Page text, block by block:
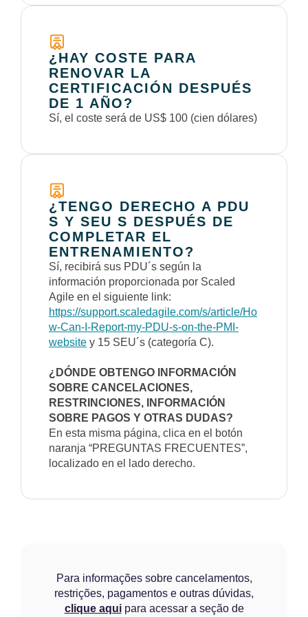
¿HAY COSTE PARA
RENOVAR LA
CERTIFICACIÓN DESPUÉS
DE 1 AÑO?
Sí, el coste será de US$ 100 (cien dólares)
¿TENGO DERECHO A PDU
S Y SEU S DESPUÉS DE
COMPLETAR EL
ENTRENAMIENTO?
Sí, recibirá sus PDU´s según la
información proporcionada por Scaled
Agile en el siguiente link:
https://support.scaledagile.com/s/article/Ho
w-Can-I-Report-my-PDU-s-on-the-PMI-
website y 15 SEU´s (categoría C).
¿DÓNDE OBTENGO INFORMACIÓN
SOBRE CANCELACIONES,
RESTRINCIONES, INFORMACIÓN
SOBRE PAGOS Y OTRAS DUDAS?
En esta misma página, clica en el botón
naranja “PREGUNTAS FRECUENTES”,
localizado en el lado derecho.
Para informações sobre cancelamentos,
restrições, pagamentos e outras dúvidas,
clique aquipara acessar a seção de